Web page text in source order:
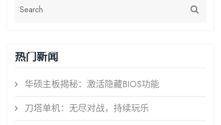
热门新闻
华硕主板揭秘：激活隐藏BIOS功能
刀塔单机：无尽对战，持续玩乐